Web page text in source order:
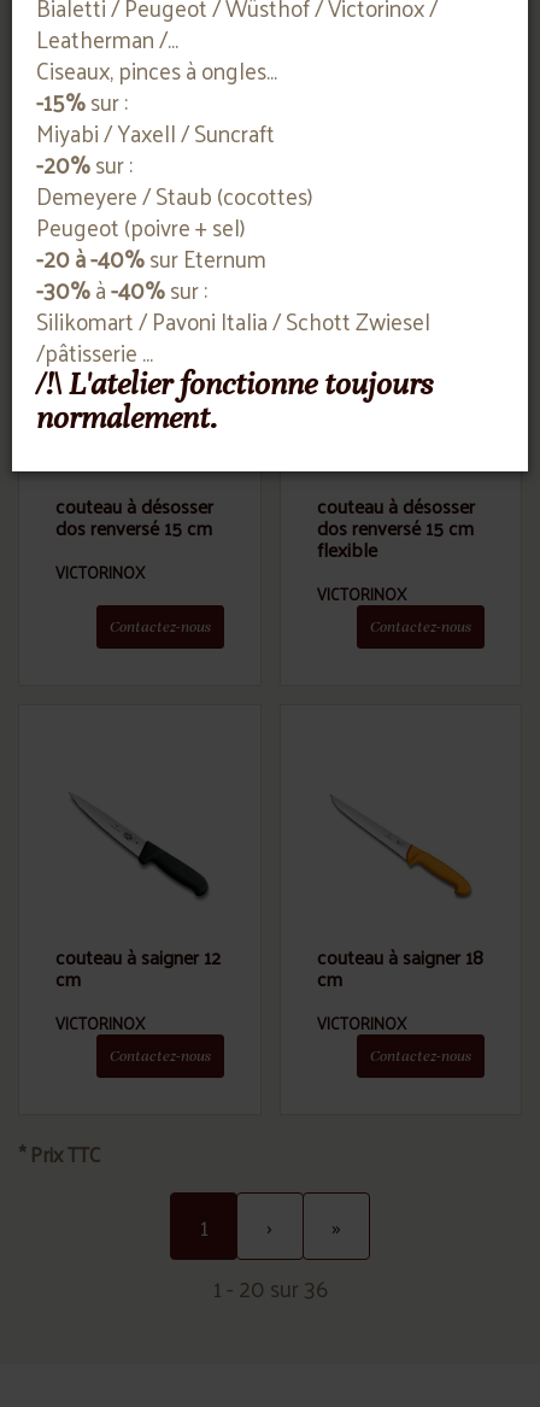
couteau à désosser
16 cm flexible dos
droit
VICTORINOX
Contactez-nous
couteau à désosser
dos renversé 15 cm
VICTORINOX
Contactez-nous
couteau à désosser
dos renversé 15 cm
flexible
VICTORINOX
Contactez-nous
couteau à saigner 12
cm
VICTORINOX
Contactez-nous
couteau à saigner 18
cm
VICTORINOX
Contactez-nous
* Prix TTC
1 ›
»
1 - 20 sur 36
Leatherman /...
Ciseaux, pinces à ongles...
-15%sur :
Miyabi / Yaxell / Suncraft
-20%sur :
Demeyere / Staub (cocottes)
Peugeot (poivre + sel)
-20 à -40%sur Eternum
-30%à-40%sur :
Silikomart / Pavoni Italia / Schott Zwiesel
/pâtisserie ...
/!\ L'atelier fonctionne toujours
normalement.